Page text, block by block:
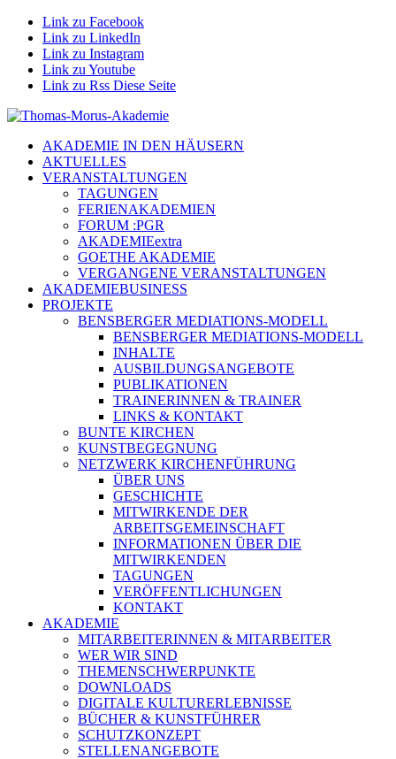
Link zu Facebook
Link zu LinkedIn
Link zu Instagram
Link zu Youtube
Link zu Rss Diese Seite
AKADEMIE IN DEN HÄUSERN
AKTUELLES
VERANSTALTUNGEN
TAGUNGEN
FERIENAKADEMIEN
FORUM :PGR
AKADEMIEextra
GOETHE AKADEMIE
VERGANGENE VERANSTALTUNGEN
AKADEMIEBUSINESS
PROJEKTE
BENSBERGER MEDIATIONS-MODELL
BENSBERGER MEDIATIONS-MODELL
INHALTE
AUSBILDUNGSANGEBOTE
PUBLIKATIONEN
TRAINERINNEN & TRAINER
LINKS & KONTAKT
BUNTE KIRCHEN
KUNSTBEGEGNUNG
NETZWERK KIRCHENFÜHRUNG
ÜBER UNS
GESCHICHTE
MITWIRKENDE DER
ARBEITSGEMEINSCHAFT
INFORMATIONEN ÜBER DIE
MITWIRKENDEN
TAGUNGEN
VERÖFFENTLICHUNGEN
KONTAKT
AKADEMIE
MITARBEITERINNEN & MITARBEITER
WER WIR SIND
THEMENSCHWERPUNKTE
DOWNLOADS
DIGITALE KULTURERLEBNISSE
BÜCHER & KUNSTFÜHRER
SCHUTZKONZEPT
STELLENANGEBOTE